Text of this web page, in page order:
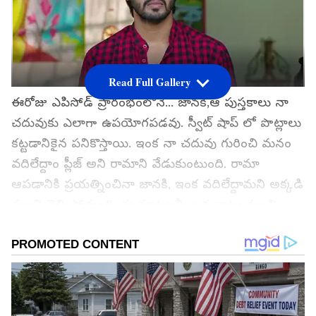
ఈరోజు ఎపిసోడ్ ప్రారంభంలోనే... జానకి,ఆ పుస్తకాలు నా
చదువుకు ఎలాగా ఉపయోగపడవు. స్వీట్ షాప్ లో పొట్లాలు
కట్టడానికైన పనికొస్తాయి. ఇంక నా చదువు గురించి మనం
వదిలేద్దాం ప్లీజ్ అని రామాని వేడుకుంటుంది. రామా
ఆపడానికి ప్రయత్నించినా జానకి, ఇంక వదిలేద్దామని అక్కడి
గూగుల్‌లో ఆసక్తికరమైన సమాచారం కోసం ఏసియానెట్ తెలుగు
ను మీ ఫ్రిఫర్డ్ సోర్స్ గా ఎంచుకోండి
Read Full Gallery